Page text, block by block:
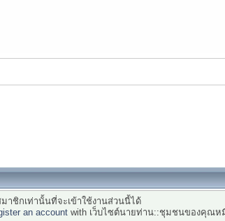
มาชิกเท่านั้นที่จะเข้าใช้งานส่วนนี้ได้
an account with เว็บไซต์นายท่าน::ชุมชนของคุณห